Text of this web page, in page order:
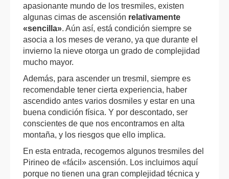
apasionante mundo de los tresmiles, existen
algunas cimas de ascensión relativamente
«sencilla». Aún así, está condición siempre se
asocia a los meses de verano, ya que durante el
invierno la nieve otorga un grado de complejidad
mucho mayor.
Además, para ascender un tresmil, siempre es
recomendable tener cierta experiencia, haber
ascendido antes varios dosmiles y estar en una
buena condición física. Y por descontado, ser
conscientes de que nos encontramos en alta
montaña, y los riesgos que ello implica.
En esta entrada, recogemos algunos tresmiles del
Pirineo de «fácil» ascensión. Los incluimos aquí
porque no tienen una gran complejidad técnica y